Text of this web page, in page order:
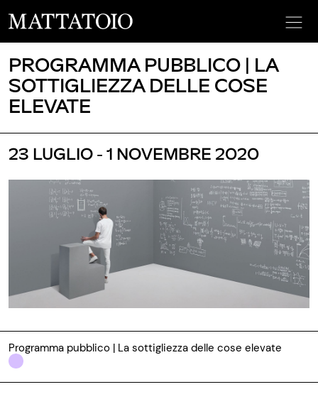
PROGRAMMA PUBBLICO | LA
SOTTIGLIEZZA DELLE COSE
ELEVATE
23 LUGLIO - 1 NOVEMBRE 2020
Programma pubblico | La sottigliezza delle cose elevate